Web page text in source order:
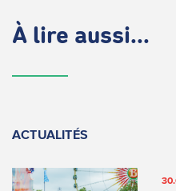
À lire aussi...
ACTUALITÉS